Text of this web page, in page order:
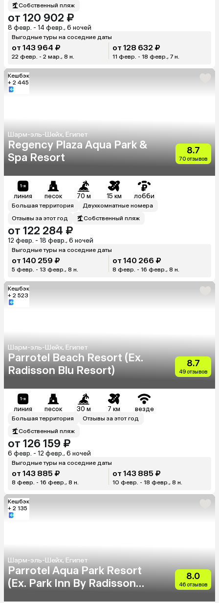
Собственный пляж
от 120 902 ₽
8 февр. - 14 февр., 6 ночей
Выгодные туры на соседние даты
от 143 964 ₽
22 февр. - 2 мар., 8 н.
от 128 632 ₽
11 февр. - 18 февр., 7 н.
Кешбэк
+ 2 445
Шарм-эль-Шейх, Египет
Regency Plaza Aqua Park &
Spa Resort
8.7
70 отзывов
линия песок 70 м 15 км лобби
Большая территория
Двухкомнатные номера
Отзывы за этот год
Собственный пляж
от 122 284 ₽
12 февр. - 18 февр., 6 ночей
Выгодные туры на соседние даты
от 140 259 ₽
5 февр. - 13 февр., 8 н.
от 140 266 ₽
8 февр. - 16 февр., 8 н.
Кешбэк
+ 2 523
Шарм-эль-Шейх, Египет
Parrotel Beach Resort (Ex.
Radisson Blu Resort)
8.7
49 отзывов
линия песок 30 м 7 км везде
Большая территория
Отзывы за этот год
Собственный пляж
от 126 159 ₽
6 февр. - 12 февр., 6 ночей
Выгодные туры на соседние даты
от 143 885 ₽
8 февр. - 16 февр., 8 н.
от 143 885 ₽
10 февр. - 18 февр., 8 н.
Кешбэк
+ 2 135
Шарм-эль-Шейх, Египет
Parrotel Aqua Park Resort
(Ex. Park Inn By Radisson
8.0
46 отзывов